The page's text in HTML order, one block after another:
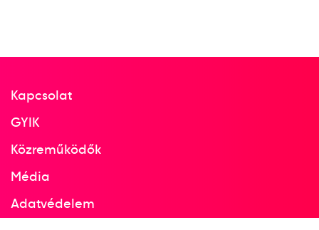
Kapcsolat
GYIK
Közreműködők
Média
Adatvédelem